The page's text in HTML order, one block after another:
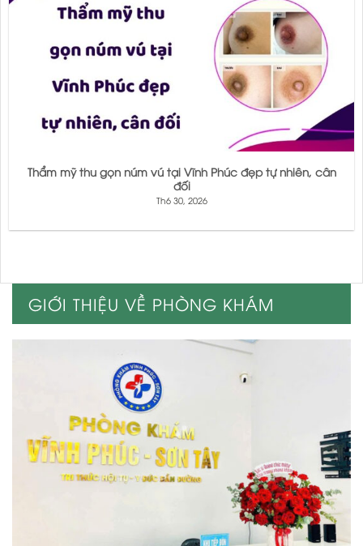
Thẩm mỹ thu gọn núm vú tại Vĩnh Phúc đẹp tự nhiên, cân
đối
Th6 30, 2026
GIỚI THIỆU VỀ PHÒNG KHÁM